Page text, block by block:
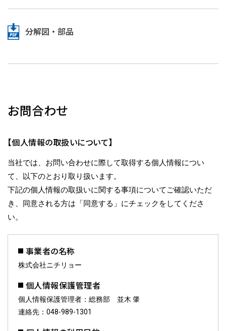
分解図・部品
お問合わせ
【個人情報の取扱いについて】
当社では、お問い合わせに際して取得する個人情報につい
て、以下のとおり取り扱います。
下記の個人情報の取扱いに関する事項についてご確認いただ
き、同意される方は「同意する」にチェックをしてくださ
い。
事業者の名称
株式会社ニチリョー
個人情報保護管理者
個人情報保護管理者：総務部 並木 肇
連絡先：048-989-1301